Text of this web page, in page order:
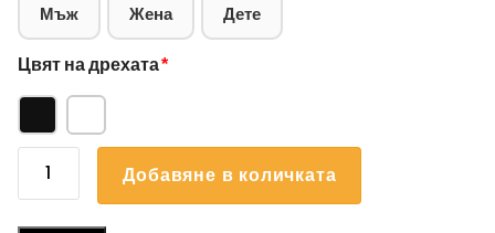
Мъж Жена Дете
Цвят на дрехата*
количество
Добавяне в количката